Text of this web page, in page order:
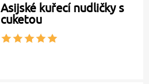
Asijské kuřecí nudličky s
cuketou